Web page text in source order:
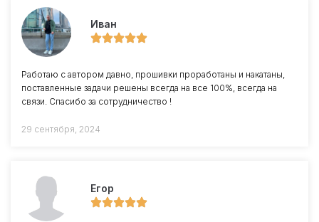
Иван
Работаю с автором давно, прошивки проработаны и накатаны,
поставленные задачи решены всегда на все 100%, всегда на
связи. Спасибо за сотрудничество !
29 сентября, 2024
Егор